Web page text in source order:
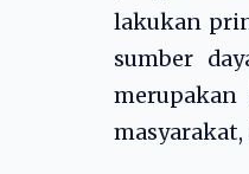
lakukan
sumber